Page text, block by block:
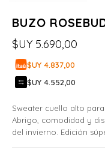
BUZO
$UY 5.690,00
$UY 4.837,00
$UY 4.552,00
Sweater cuello alto
Abrigo, comodidad y
del invierno. Edición